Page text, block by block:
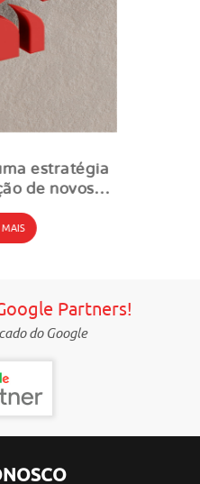
estratégia
de novos
Partners!
do Google